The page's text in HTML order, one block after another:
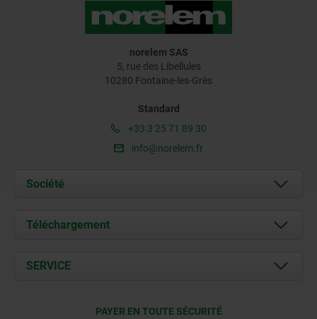
norelem SAS
5, rue des Libellules
10280 Fontaine-les-Grès
Standard
+33 3 25 71 89 30
info@norelem.fr
Société
À propos de nous
Contact
Téléchargement
Documents
SERVICE
PAYER EN TOUTE SÉCURITÉ